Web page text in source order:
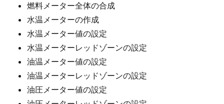
燃料メーター全体の合成
水温メーターの作成
水温メーター値の設定
水温メーターレッドゾーンの設定
油温メーター値の設定
油温メーターレッドゾーンの設定
油圧メーター値の設定